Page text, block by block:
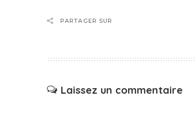
PARTAGER SUR
Laissez un commentaire